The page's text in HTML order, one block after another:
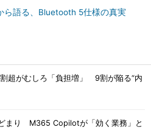
ら語る、Bluetooth 5仕様の真実
超がむしろ「負担増」 9割が陥る“内
まり M365 Copilotが「効く業務」と